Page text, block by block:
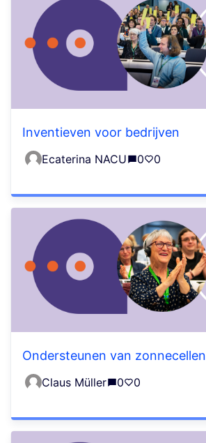
Inventieven voor bedrijven
Ecaterina NACU 0 0
Ondersteunen van zonnecellen
Claus Müller 0 0